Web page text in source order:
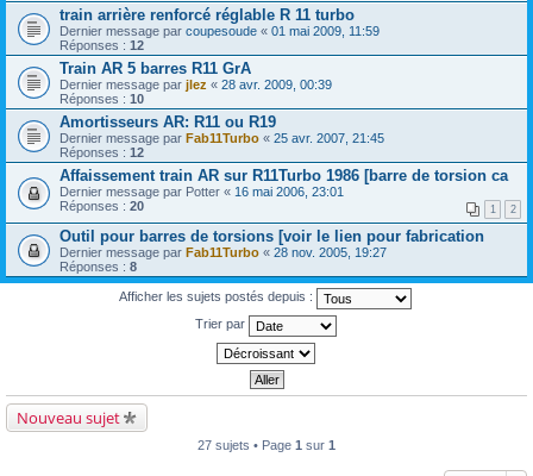
train arrière renforcé réglable R 11 turbo
Dernier message par coupesoude « 01 mai 2009, 11:59
Réponses : 12
Train AR 5 barres R11 GrA
Dernier message par jlez « 28 avr. 2009, 00:39
Réponses : 10
Amortisseurs AR: R11 ou R19
Dernier message par Fab11Turbo « 25 avr. 2007, 21:45
Réponses : 12
Affaissement train AR sur R11Turbo 1986 [barre de torsion ca
Dernier message par Potter « 16 mai 2006, 23:01
Réponses : 20 1 2
Outil pour barres de torsions [voir le lien pour fabrication
Dernier message par Fab11Turbo « 28 nov. 2005, 19:27
Réponses : 8
Afficher les sujets postés depuis :
Trier par
Nouveau sujet
27 sujets • Page 1 sur 1